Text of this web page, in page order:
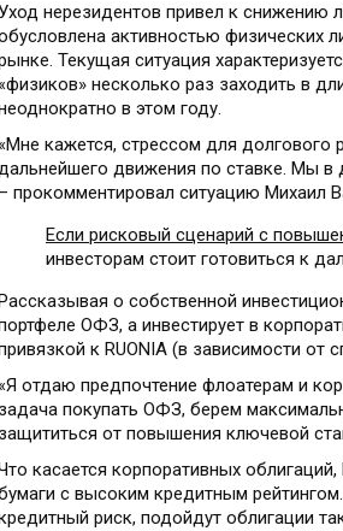
нерезидентов привел к
активностью физических
Текущая ситуация
«физиков» несколько раз заходить в
в этом году.
«Мне кажется, стрессом для долгового
движения по ставке. Мы
– прокомментировал ситуацию Михаил
Если рисковый сценарий с
инвесторам стоит готовиться к
о собственной
ОФЗ, а инвестирует в
к RUONIA (в зависимости от
«Я отдаю предпочтение флоатерам и
задача покупать ОФЗ, берем
защититься от повышения ключевой
касается корпоративных
с высоким кредитным
риск, подойдут облигации